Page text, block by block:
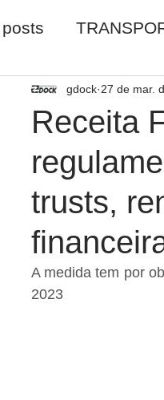
Receita
trusts,
gdock 27 de mar.
A medida tem por
2023